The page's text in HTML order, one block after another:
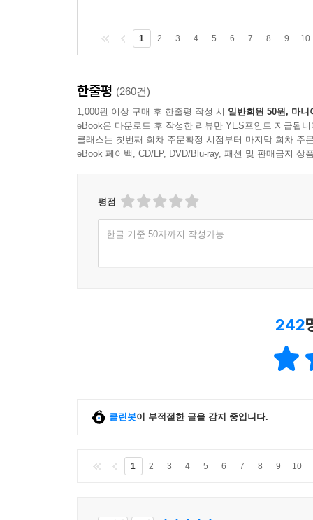
1 2 3 4 5 6 7 8 9 10
한줄평 (260건)
1,000원 이상 구매 후 한줄평 작성 시 일반회원 50원, 마니
eBook은 다운로드 후 작성한 리뷰만 YES포인트 지급됩니
클래스는 첫번째 회차 주문확정 시점부터 마지막 회차 주
eBook 페이백, CD/LP, DVD/Blu-ray, 패션 및 판매금지 상
평점
한글 기준 50자까지 작성가능
242
클린봇이 부적절한 글을 감지 중입니다.
1 2 3 4 5 6 7 8 9 10